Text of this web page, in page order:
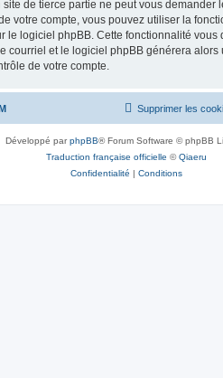
de tierce partie ne peut vous demander
votre compte, vous pouvez utiliser la
le logiciel phpBB. Cette fonctionnalité
courriel et le logiciel phpBB générera
de votre compte.
Supprimer les
Développé parphpBB® Forum Software © phpBB
Traduction française officielle ©Qiaeru
Confidentialité | Conditions